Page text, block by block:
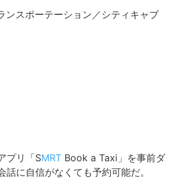
スポーテーション／シティキャブ
プリ「SMRT Book a Taxi」を事前ダ
話に自信がなくても予約可能だ。